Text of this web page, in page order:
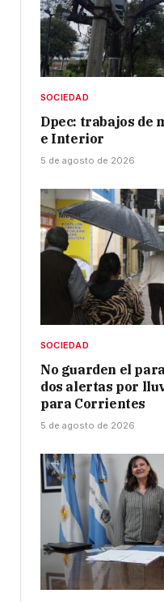
SOCIEDAD
Dpec: trabajos de
e Interior
5 de agosto de 2026
SOCIEDAD
No guarden el
dos alertas por
para Corrientes
5 de agosto de 2026